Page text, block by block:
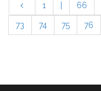
1 66
73 74 75 76